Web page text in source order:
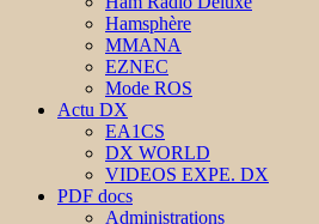
Hamsphère
MMANA
EZNEC
Mode ROS
Actu DX
EA1CS
DX WORLD
VIDEOS EXPE. DX
PDF docs
Administrations